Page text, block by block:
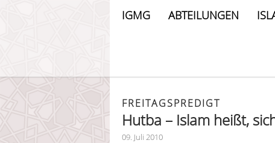
IGMG ABTEILUNGEN
FREITAGSPREDIGT
Hutba – Islam heißt,
09. Juli 2010